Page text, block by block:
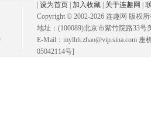
设为首页 加入收藏 关于连趣网
Copyright © 2002-2026 连趣网 版权
地址：(100089)北京市紫竹院路33号
E-Mail：mylhh.zhao@vip.sina.com
05042114号]